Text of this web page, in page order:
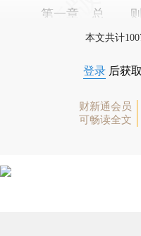
第一章 总 则
本文共计
登录 后获
财新通会员
可畅读全文